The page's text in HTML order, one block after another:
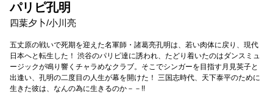
パリピ孔明
四葉夕卜/小川亮
五丈原の戦いで死期を迎えた名軍師・諸葛亮孔明は、若い肉体に戻り、現代
日本へと転生した！ 渋谷のパリピ達に誘われ、たどり着いたのはダンスミュ
ージックが鳴り響くチャラめなクラブ。そこでシンガーを目指す月見英子と
出逢い、孔明の二度目の人生が幕を開けた！ 三国志時代、天下泰平のために
生きた彼は、なんの為に生きるのか－－!!